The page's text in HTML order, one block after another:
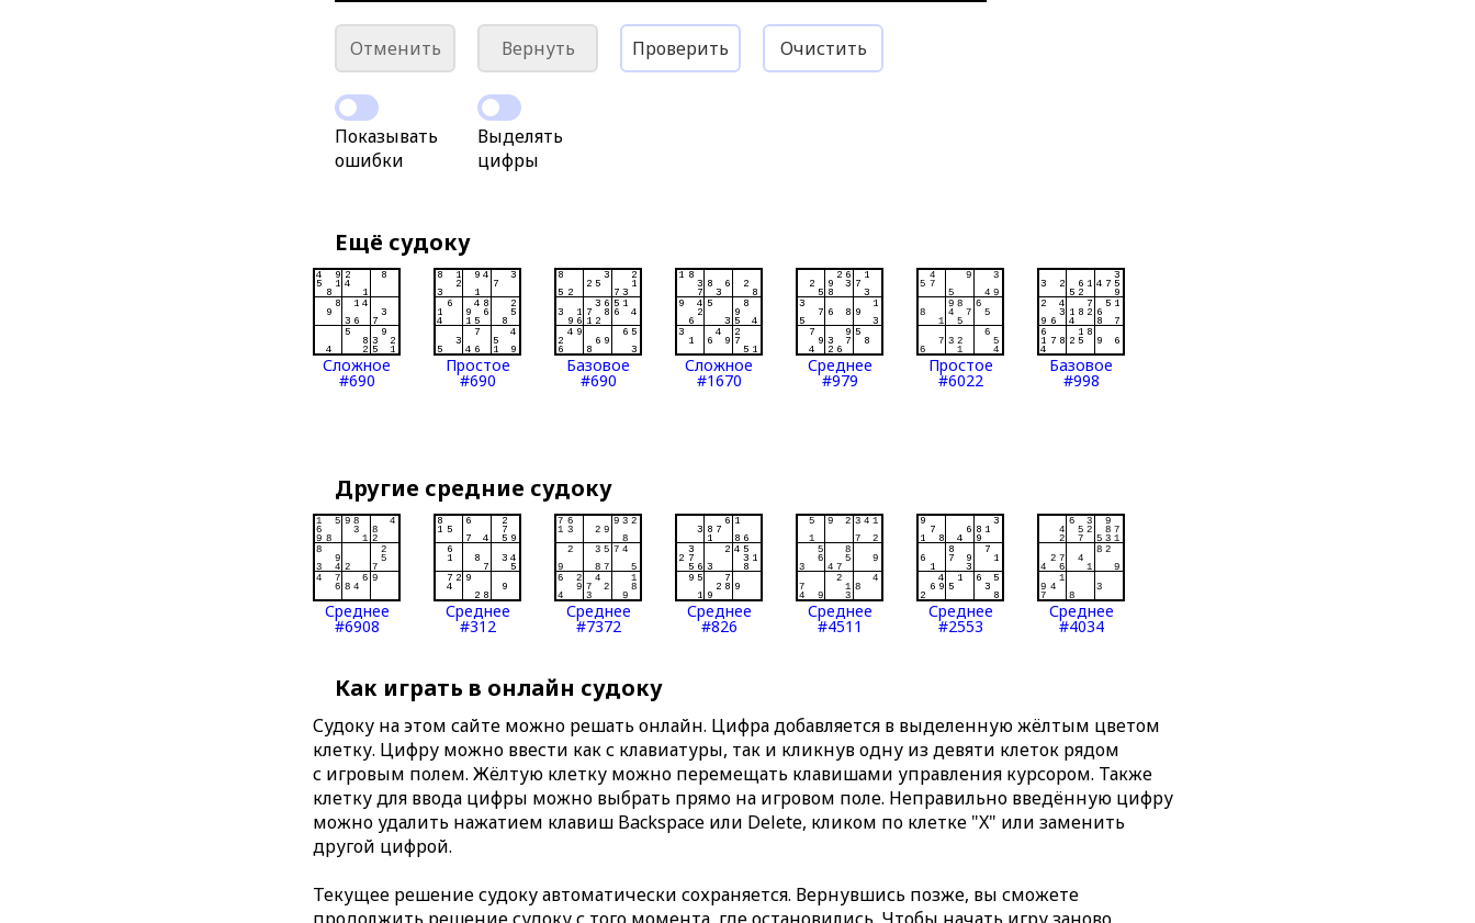
Отменить Вернуть Проверить Очистить
Показывать
ошибки
Выделять
цифры
Ещё судоку
Сложное
#690
Простое
#690
Базовое
#690
Сложное
#1670
Среднее
#979
Простое
#6022
Базовое
#998
Другие средние судоку
Среднее
#6908
Среднее
#312
Среднее
#7372
Среднее
#826
Среднее
#4511
Среднее
#2553
Среднее
#4034
Как играть в онлайн судоку
Судоку на этом сайте можно решать онлайн. Цифра добавляется в выделенную жёлтым цветом
клетку. Цифру можно ввести как с клавиатуры, так и кликнув одну из девяти клеток рядом
с игровым полем. Жёлтую клетку можно перемещать клавишами управления курсором. Также
клетку для ввода цифры можно выбрать прямо на игровом поле. Неправильно введённую цифру
можно удалить нажатием клавиш Backspace или Delete, кликом по клетке "X" или заменить
другой цифрой.
Текущее решение судоку автоматически сохраняется. Вернувшись позже, вы сможете